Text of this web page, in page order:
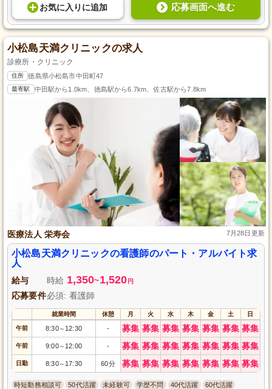
お気に入り に追加 応募画面へ進む
小松島天満クリニックの求人
診療所・クリニック
住所 徳島県小松島市中田町47
最寄駅 中田駅から1.0km、徳島駅から6.7km、佐古駅から7.8km
医療法人 栄寿会 7月28日更新
小松島天満クリニックの看護師のパート・アルバイト求
人
給与 時給 1,350~1,520 円
応募要件必須: 看護師
就業時間 休憩 月 火 水 木 金 土 日
午前 8:30～ 12:30 - 募集 募集 募集 募集 募集 募集 募集
午前 9:00～ 12:00 - 募集 募集 募集 募集 募集 募集 募集
日勤 8:30～ 17:30 60分 募集 募集 募集 募集 募集 募集 募集
時短勤務相談可 50代活躍 未経験可 学歴不問 40代活躍 60代活躍